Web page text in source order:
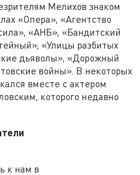
Мелихов знаком
«Опера», «Агентство
«АНБ», «Бандитский
«Улицы разбитых
дьяволы», «Дорожный
войны». В некоторых
вместе с актером
которого недавно
к нам в